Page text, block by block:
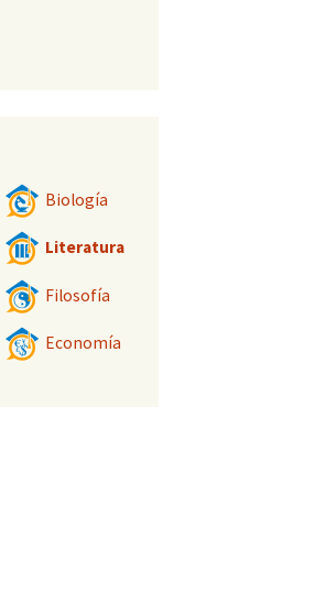
Biología
Literatura
Filosofía
Economía